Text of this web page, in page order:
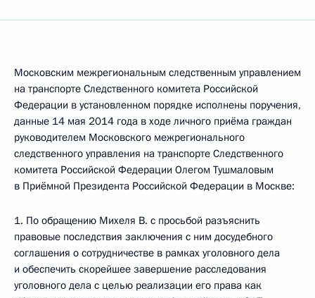
Московским межрегиональным следственным управлением
на транспорте Следственного комитета Российской
Федерации в установленном порядке исполнены поручения,
данные 14 мая 2014 года в ходе личного приёма граждан
руководителем Московского межрегионального
следственного управления на транспорте Следственного
комитета Российской Федерации Олегом Тушмаловым
в Приёмной Президента Российской Федерации в Москве:
1. По обращению Михеля В. с просьбой разъяснить
правовые последствия заключения с ним досудебного
соглашения о сотрудничестве в рамках уголовного дела
и обеспечить скорейшее завершение расследования
уголовного дела с целью реализации его права как